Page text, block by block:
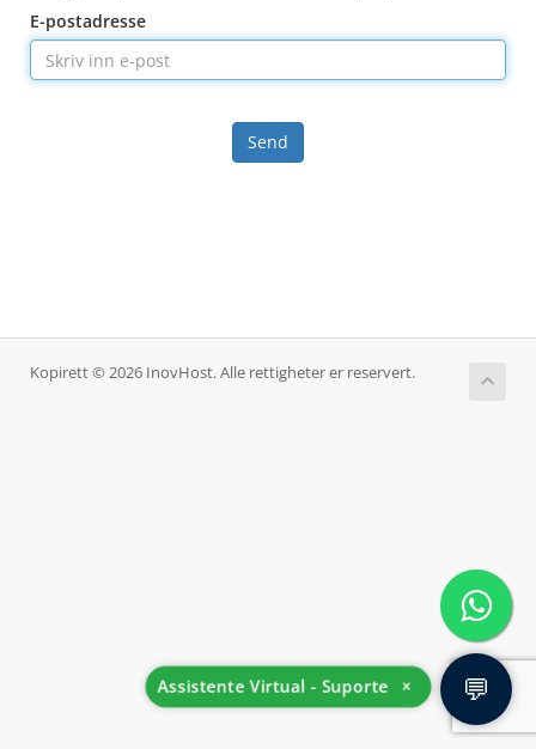
💬
Assistente Virtual - Suporte ×
E-postadresse
Send
Kopirett © 2026 InovHost. Alle rettigheter er reservert.